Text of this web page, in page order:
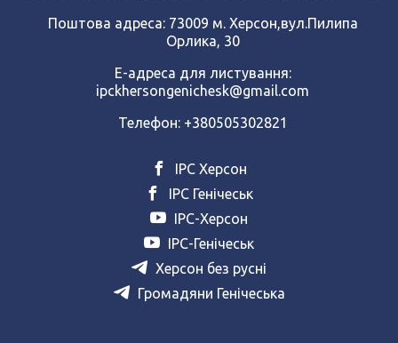
Поштова адреса: 73009 м. Херсон,вул.Пилипа
Орлика, 30
Е-адреса для листування:
ipckhersongenichesk@gmail.com
Телефон: +380505302821
ІРС Херсон
ІРС Генічеськ
ІРС-Херсон
ІРС-Генічеськ
Херсон без русні
Громадяни Генічеська